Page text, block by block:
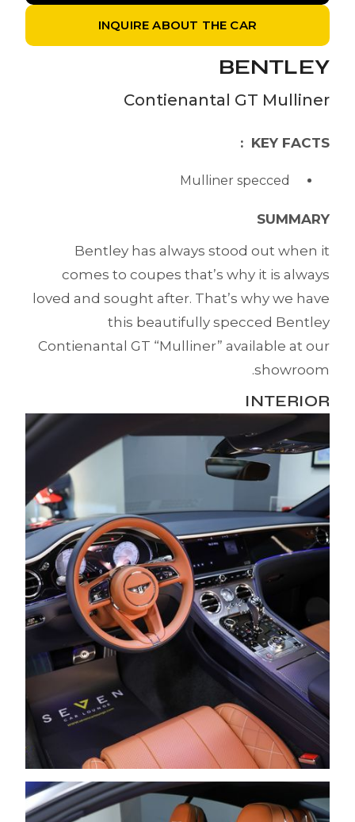
BENTLEY
Contienantal GT Mulliner
KEY FACTS :
Mulliner specced
SUMMARY
Bentley has always stood out when it
comes to coupes that’s why it is always
loved and sought after. That’s why we have
this beautifully specced Bentley
Contienantal GT “Mulliner” available at our
showroom.
INTERIOR
INQUIRE ABOUT THE CAR